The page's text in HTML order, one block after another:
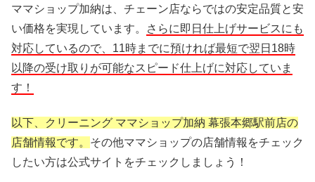
ママショップ加納は、チェーン店ならではの安定品質と安
い価格を実現しています。
さらに即日仕上げサービスにも
対応しているので、11時までに預ければ最短で翌日18時
以降の受け取りが可能なスピード仕上げに対応していま
す！
以下、クリーニング ママショップ加納 幕張本郷駅前店の
店舗情報です。 その他ママショップの店舗情報をチェック
したい方は公式サイトをチェックしましょう！